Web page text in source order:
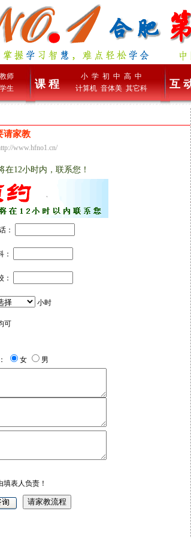
师
生 课 程
小 学 初 中 高 中
计算机 音体美 其它科 互
请家教
www.hfno1.cn/
在12小时内，联系您！
：
：
：
小时
可
女 男
表人负责！